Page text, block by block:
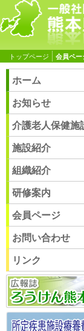
トップページ 会員ペー
ホーム
お知らせ
介護老人保健施
施設紹介
組織紹介
研修案内
会員ページ
お問い合わせ
リンク